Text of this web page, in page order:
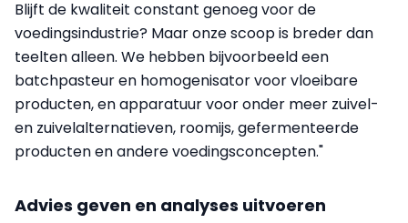
Blijft de kwaliteit constant genoeg voor de
voedingsindustrie? Maar onze scoop is breder dan
teelten alleen. We hebben bijvoorbeeld een
batchpasteur en homogenisator voor vloeibare
producten, en apparatuur voor onder meer zuivel-
en zuivelalternatieven, roomijs, gefermenteerde
producten en andere voedingsconcepten."
Advies geven en analyses uitvoeren